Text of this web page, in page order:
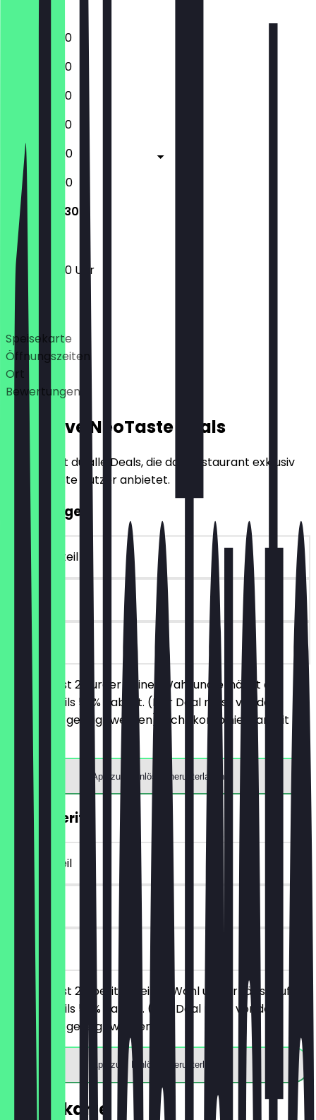
12:00 - 22:30
12:00 - 22:30
12:00 - 22:30
12:00 - 22:30
12:00 - 23:00
12:00 - 23:00
12:00 - 22:30
12:00 - 22:30 Uhr
Deals
Speisekarte
Öffnungszeiten
Ort
Bewertungen
Exklusive NeoTaste Deals
Hier findest du alle Deals, die das Restaurant exklusiv
für NeoTaste Nutzer anbietet.
2für1 Burger
~€ 25 Vorteil
90 Tage
vor Ort
Du bestellst 2 Burger deiner Wahl und erhältst auf
beide jeweils 50% Rabatt. (Der Deal muss vor der
Bestellung gezeigt werden) Nicht kombinierbar mit
Menüs.
App zum Einlösen herunterladen
2für1 Aperitif
~€ 8 Vorteil
90 Tage
vor Ort
Du bestellst 2 Aperitifs deiner Wahl und erhältst auf
beide jeweils 50% Rabatt. (Der Deal muss vor der
Bestellung gezeigt werden).
App zum Einlösen herunterladen
Speisekarte